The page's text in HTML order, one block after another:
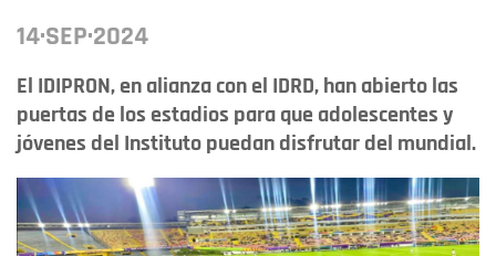
14·SEP·2024
El IDIPRON, en alianza con el IDRD, han abierto las
puertas de los estadios para que adolescentes y
jóvenes del Instituto puedan disfrutar del mundial.